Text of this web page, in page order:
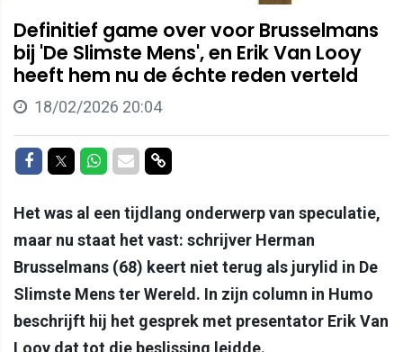
Definitief game over voor Brusselmans
bij 'De Slimste Mens', en Erik Van Looy
heeft hem nu de échte reden verteld
18/02/2026 20:04
Delen op Facebook
Delen op Twitter
Delen op Whatsapp
Delen via Mail
Delen via link
Het was al een tijdlang onderwerp van speculatie,
maar nu staat het vast: schrijver Herman
Brusselmans (68) keert niet terug als jurylid in De
Slimste Mens ter Wereld. In zijn column in Humo
beschrijft hij het gesprek met presentator Erik Van
Looy dat tot die beslissing leidde.